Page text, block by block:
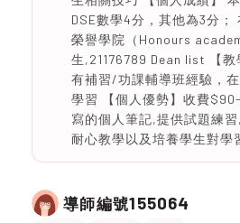
DSE數學4分，其他為3分
榮譽學院（Honours
生,21176789 Dean list 【
有補習/功課輔導班經驗，
學習 【個人優勢】收費
寫的個人筆記,提供試題練
耐心教學以及培養學生對學
導師編號155064